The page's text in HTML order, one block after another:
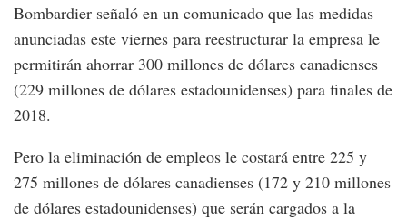
Bombardier señaló en un comunicado que las medidas
anunciadas este viernes para reestructurar la empresa le
permitirán ahorrar 300 millones de dólares canadienses
(229 millones de dólares estadounidenses) para finales de
2018.
Pero la eliminación de empleos le costará entre 225 y
275 millones de dólares canadienses (172 y 210 millones
de dólares estadounidenses) que serán cargados a la